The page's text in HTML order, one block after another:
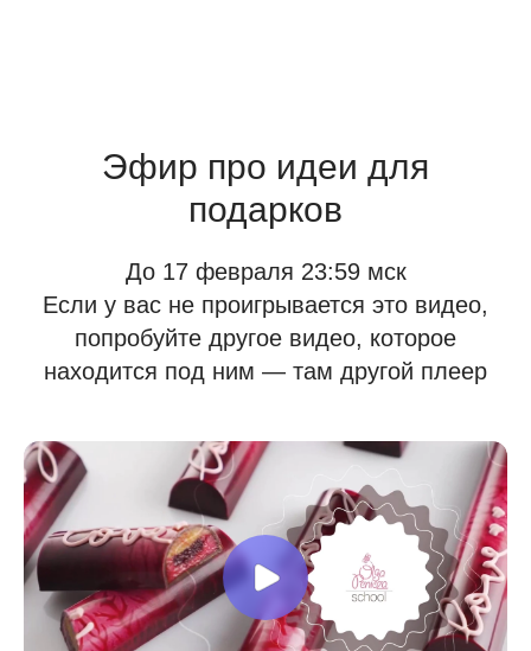
Эфир про идеи для
подарков
До 17 февраля 23:59 мск
Если у вас не проигрывается это видео,
попробуйте другое видео, которое
находится под ним — там другой плеер